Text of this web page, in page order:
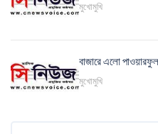
মুখোমুখি
বাজারে এলো
মুখোমুখি